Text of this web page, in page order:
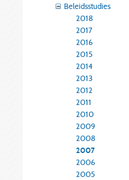
Beleidsstudies
2018
2017
2016
2015
2014
2013
2012
2011
2010
2009
2008
2007
2006
2005